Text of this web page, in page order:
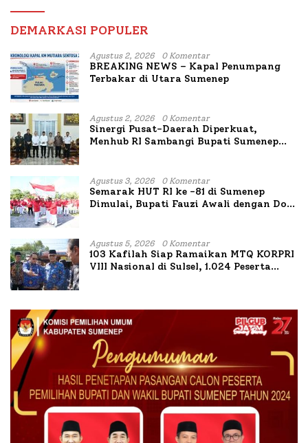
DEMARKASI POPULER
Agustus 2, 2026 0 Komentar
BREAKING NEWS – Kapal Penumpang
Terbakar di Utara Sumenep
Agustus 2, 2026 0 Komentar
Sinergi Pusat-Daerah Diperkuat,
Menhub RI Sambangi Bupati Sumenep
Agustus 3, 2026 0 Komentar
Semarak HUT RI ke -81 di Sumenep
Dimulai, Bupati Fauzi Awali dengan Doa
Agustus 5, 2026 0 Komentar
103 Kafilah Siap Ramaikan MTQ KORPRI
VIII Nasional di Sulsel, 1.024 Peserta